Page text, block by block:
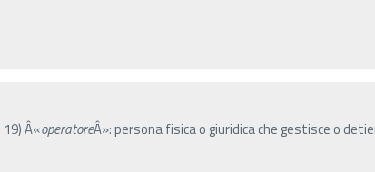
Â«operatoreÂ»: persona fisica o giuridica che gestisce o